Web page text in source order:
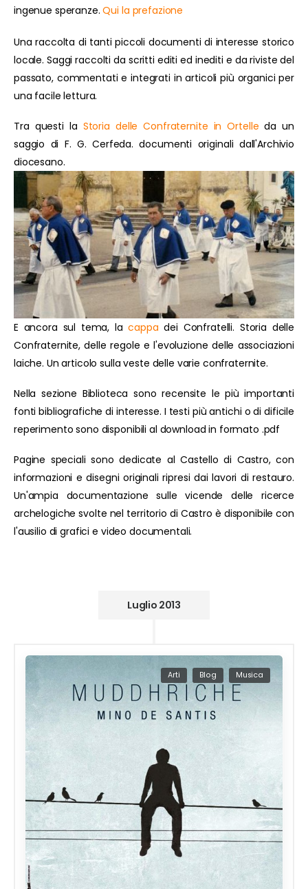
ingenue speranze.Qui la prefazione
Una raccolta di tanti piccoli documenti di interesse storico
locale. Saggi raccolti da scritti editi ed inediti e da riviste del
passato, commentati e integrati in articoli più organici per
una facile lettura.
Tra questi la Storia delle Confraternite in Ortelle da un
saggio di F. G. Cerfeda. documenti originali dall'Archivio
diocesano.
E ancora sul tema, lacappa dei Confratelli. Storia delle
Confraternite, delle regole e l'evoluzione delle associazioni
laiche. Un articolo sulla veste delle varie confraternite.
Nella sezione Biblioteca sono recensite le più importanti
fonti bibliografiche di interesse. I testi più antichi o di dificile
reperimento sono disponibili al download in formato .pdf
Pagine speciali sono dedicate al Castello di Castro, con
informazioni e disegni originali ripresi dai lavori di restauro.
Un'ampia documentazione sulle vicende delle ricerce
archelogiche svolte nel territorio di Castro è disponibile con
l'ausilio di grafici e video documentali.
Luglio 2013
Arti Blog Musica